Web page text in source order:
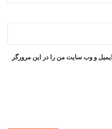
و وب سایت من را در این مرورگر